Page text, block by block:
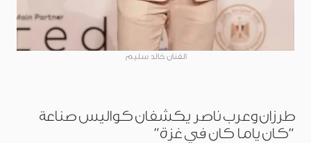
الفنان خالد سليم
طرزان وعرب ناصر يكشفان كواليس صناعة
“كان ياما كان في غزة”